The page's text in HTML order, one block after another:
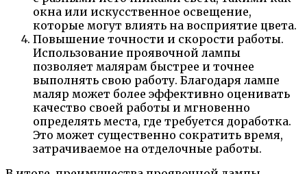
окна или искусственное освещение,
которые могут влиять на восприятие цвета.
Повышение точности и скорости работы.
Использование проявочной лампы
позволяет малярам быстрее и точнее
выполнять свою работу. Благодаря лампе
маляр может более эффективно оценивать
качество своей работы и мгновенно
определять места, где требуется доработка.
Это может существенно сократить время,
затрачиваемое на отделочные работы.